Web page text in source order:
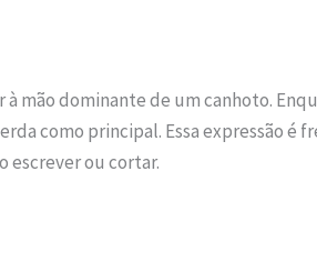
mão dominante de um canhoto.
como principal. Essa expressão
escrever ou cortar.